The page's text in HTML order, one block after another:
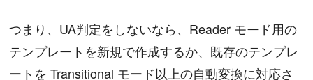
つまり、UA判定をしないなら、Reader モード用の
テンプレートを新規で作成するか、既存のテンプレ
ートを Transitional モード以上の自動変換に対応さ